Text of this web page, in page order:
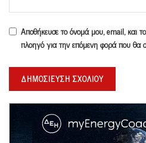
Αποθήκευσε το όνομά μου, email, και
πλοηγό για την επόμενη φορά που θα